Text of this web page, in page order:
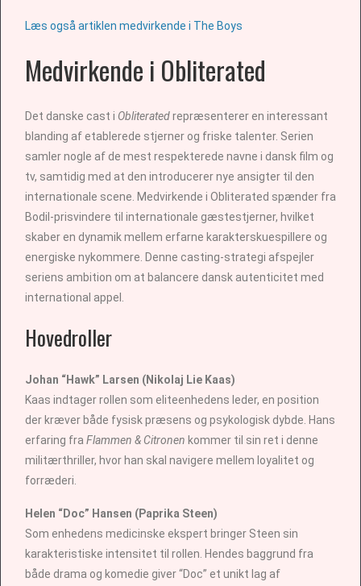
Læs også artiklen medvirkende i The Boys
Medvirkende i Obliterated
Det danske cast i Obliteratedrepræsenterer en interessant
blanding af etablerede stjerner og friske talenter. Serien
samler nogle af de mest respekterede navne i dansk film og
tv, samtidig med at den introducerer nye ansigter til den
internationale scene. Medvirkende i Obliterated spænder fra
Bodil-prisvindere til internationale gæstestjerner, hvilket
skaber en dynamik mellem erfarne karakterskuespillere og
energiske nykommere. Denne casting-strategi afspejler
seriens ambition om at balancere dansk autenticitet med
international appel.
Hovedroller
Johan “Hawk” Larsen (Nikolaj Lie Kaas)
Kaas indtager rollen som eliteenhedens leder, en position
der kræver både fysisk præsens og psykologisk dybde. Hans
erfaring fra Flammen & Citronen kommer til sin ret i denne
militærthriller, hvor han skal navigere mellem loyalitet og
forræderi.
Helen “Doc” Hansen (Paprika Steen)
Som enhedens medicinske ekspert bringer Steen sin
karakteristiske intensitet til rollen. Hendes baggrund fra
både drama og komedie giver “Doc” et unikt lag af